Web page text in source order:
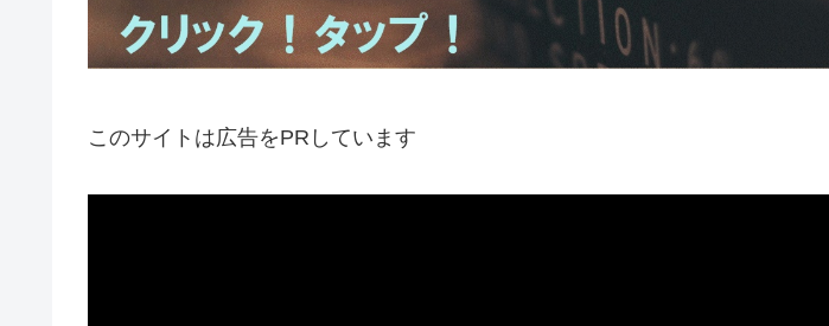
このサイトは広告をPRしています